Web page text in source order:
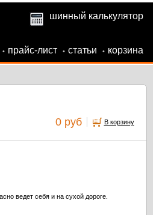
шинный калькулятор
• прайс-лист • статьи • корзина
0 руб В корзину
ведет себя и на сухой дороге.